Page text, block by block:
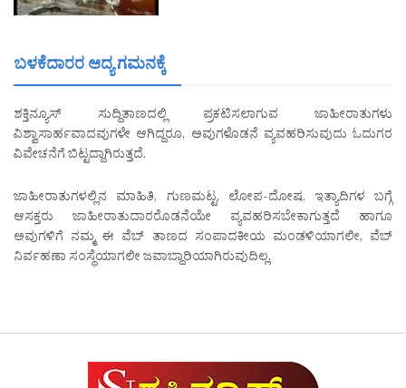
ಬಳಕೆದಾರರ ಆದ್ಯ ಗಮನಕ್ಕೆ
ಶಕ್ತಿನ್ಯೂಸ್ ಸುದ್ದಿತಾಣದಲ್ಲಿ ಪ್ರಕಟಿಸಲಾಗುವ ಜಾಹೀರಾತುಗಳು
ವಿಶ್ವಾಸಾರ್ಹವಾದವುಗಳೇ ಆಗಿದ್ದರೂ, ಅವುಗಳೊಡನೆ ವ್ಯವಹರಿಸುವುದು ಓದುಗರ
ವಿವೇಚನೆಗೆ ಬಿಟ್ಟದ್ದಾಗಿರುತ್ತದೆ.
ಜಾಹೀರಾತುಗಳಲ್ಲಿನ ಮಾಹಿತಿ, ಗುಣಮಟ್ಟ, ಲೋಪ-ದೋಷ, ಇತ್ಯಾದಿಗಳ ಬಗ್ಗೆ
ಆಸಕ್ತರು ಜಾಹೀರಾತುದಾರರೊಡನೆಯೇ ವ್ಯವಹರಿಸಬೇಕಾಗುತ್ತದೆ ಹಾಗೂ
ಅವುಗಳಿಗೆ ನಮ್ಮ ಈ ವೆಬ್ ತಾಣದ ಸಂಪಾದಕೀಯ ಮಂಡಳಿಯಾಗಲೀ, ವೆಬ್
ನಿರ್ವಹಣಾ ಸಂಸ್ಥೆಯಾಗಲೀ ಜವಾಬ್ದಾರಿಯಾಗಿರುವುದಿಲ್ಲ.